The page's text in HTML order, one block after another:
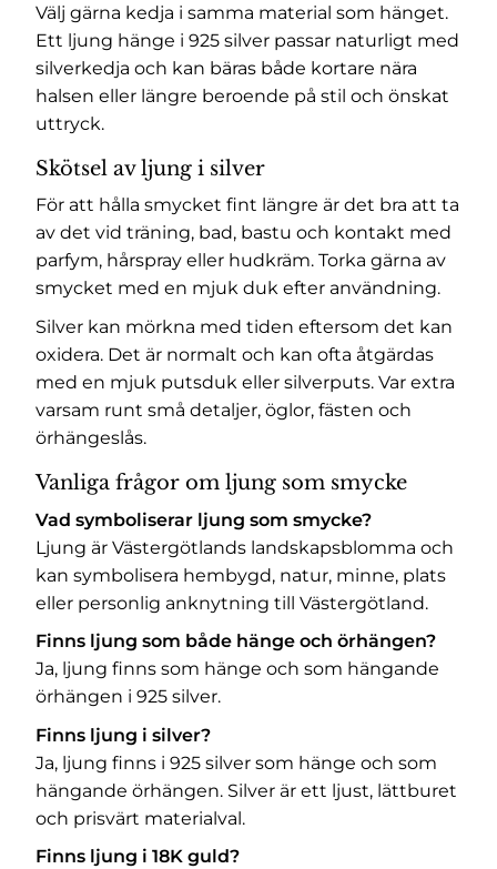
Välj gärna kedja i samma material som hänget.
Ett ljung hänge i 925 silver passar naturligt med
silverkedja och kan bäras både kortare nära
halsen eller längre beroende på stil och önskat
uttryck.
Skötsel av ljung i silver
För att hålla smycket fint längre är det bra att ta
av det vid träning, bad, bastu och kontakt med
parfym, hårspray eller hudkräm. Torka gärna av
smycket med en mjuk duk efter användning.
Silver kan mörkna med tiden eftersom det kan
oxidera. Det är normalt och kan ofta åtgärdas
med en mjuk putsduk eller silverputs. Var extra
varsam runt små detaljer, öglor, fästen och
örhängeslås.
Vanliga frågor om ljung som smycke
Vad symboliserar ljung som smycke?
Ljung är Västergötlands landskapsblomma och
kan symbolisera hembygd, natur, minne, plats
eller personlig anknytning till Västergötland.
Finns ljung som både hänge och örhängen?
Ja, ljung finns som hänge och som hängande
örhängen i 925 silver.
Finns ljung i silver?
Ja, ljung finns i 925 silver som hänge och som
hängande örhängen. Silver är ett ljust, lättburet
och prisvärt materialval.
Finns ljung i 18K guld?